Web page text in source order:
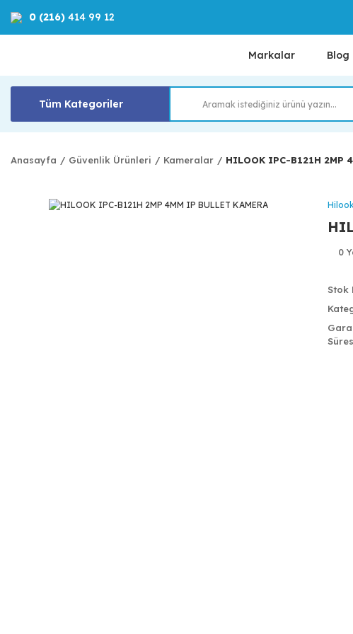
0 (216) 414 99 12
Markalar Blog
Tüm Kategoriler
Anasayfa Güvenlik Ürünleri Kameralar HILOOK IPC-B121H 2MP
0
Stok